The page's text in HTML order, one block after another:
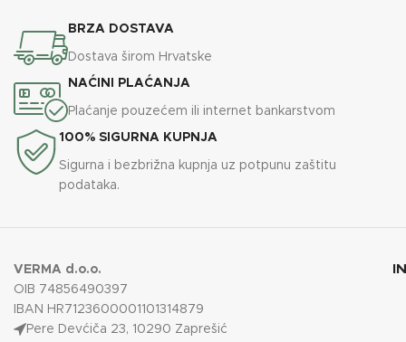
BRZA DOSTAVA
Dostava širom Hrvatske
NAĆINI PLAĆANJA
Plaćanje pouzećem ili internet bankarstvom
100% SIGURNA KUPNJA
Sigurna i bezbrižna kupnja uz potpunu zaštitu
podataka.
VERMA d.o.o.
OIB 74856490397
IBAN HR7123600001101314879
Pere Devćiča 23, 10290 Zaprešić